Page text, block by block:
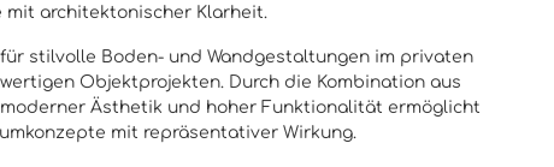
mit architektonischer Klarheit.
stilvolle Boden- und Wandgestaltungen im privaten
Objektprojekten. Durch die Kombination aus
Ästhetik und hoher Funktionalität ermöglicht
mit repräsentativer Wirkung.